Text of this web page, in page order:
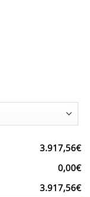
3.917,56€
0,00€
3.917,56€